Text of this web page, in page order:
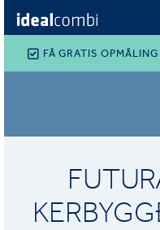
FÅ GRATIS OPMÅLING